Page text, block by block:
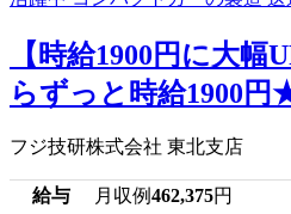
【時給1900円に大幅
らずっと時給1900円
フジ技研株式会社 東北支店
給与 月収例462,375円